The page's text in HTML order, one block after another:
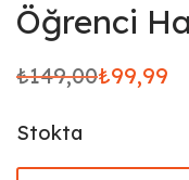
Öğrenci
₺149,00
Orijinal
₺149,00.
₺99,99
Şu
fiyat:
₺99,99.
Stokta